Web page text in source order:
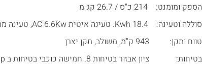
הספק ומומנט: 214 כ"ס / 26.7 קג"מ
סוללה וטעינה: 18.4 Kwh. טעינה איטית AC 6.6Kw, טעינה מהירה DC עד 30Kw
טווח ותקן: 943 ק"מ, משולב, תקן יצרן
בטיחות: ציון אבזור בטיחות 8. חמישה כוכבי בטיחות ב EuroNcap